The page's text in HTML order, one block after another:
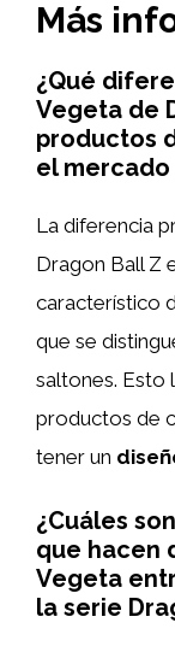
Más
¿Qué
Vegeta de
productos
el
La diferencia
Dragon Ball Z
característico
que se
saltones. Esto
productos de
tener un
¿Cuáles
que hacen
Vegeta
la serie